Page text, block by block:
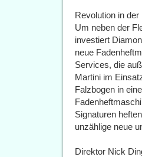
Revolution in der
Um neben der
investiert
neue
Services, die
Martini im
Falzbogen in
Signaturen
unzählige neue
Direktor Nick